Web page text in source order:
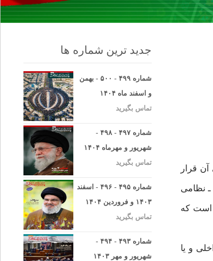
قرار
نظامى
است كه
و يا
جدید ترین شماره ها
شماره ۴۹۹ - ۵۰۰ - بهمن
و اسفند ماه ۱۴۰۴
تماس بگیرید
شماره ۴۹۷ - ۴۹۸ -
شهریور و مهرماه ۱۴۰۴
تماس بگیرید
شماره ۴۹۵ - ۴۹۶ - اسفند
۱۴۰۳ و فروردین ۱۴۰۴
تماس بگیرید
شماره ۴۹۳ - ۴۹۴ -
شهریور و مهر ۱۴۰۳